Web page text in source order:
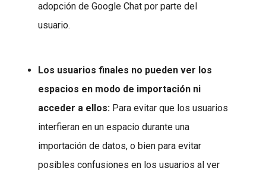
adopción de Google Chat por parte del
usuario.
Los usuarios finales no pueden ver los
espacios en modo de importación ni
acceder a ellos: Para evitar que los usuarios
interfieran en un espacio durante una
importación de datos, o bien para evitar
posibles confusiones en los usuarios al ver